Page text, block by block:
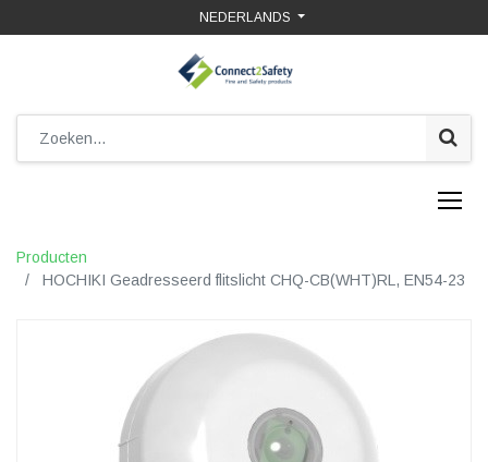
NEDERLANDS
Producten
HOCHIKI Geadresseerd flitslicht CHQ-CB(WHT)RL, EN54-23